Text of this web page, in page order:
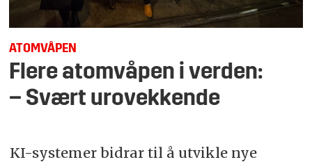
ATOMVÅPEN
Flere atomvåpen i verden:
– Svært urovekkende
KI-systemer bidrar til å utvikle nye